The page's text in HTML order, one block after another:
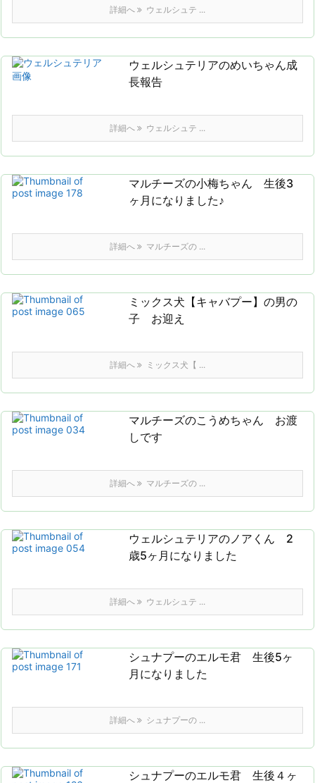
詳細へ ウェルシュテ ...
ウェルシュテリアのめいちゃん成
長報告
詳細へ ウェルシュテ ...
マルチーズの小梅ちゃん 生後3
ヶ月になりました♪
詳細へ マルチーズの ...
ミックス犬【キャバプー】の男の
子 お迎え
詳細へ ミックス犬【 ...
マルチーズのこうめちゃん お渡
しです
詳細へ マルチーズの ...
ウェルシュテリアのノアくん 2
歳5ヶ月になりました
詳細へ ウェルシュテ ...
シュナプーのエルモ君 生後5ヶ
月になりました
詳細へ シュナプーの ...
シュナプーのエルモ君 生後４ヶ